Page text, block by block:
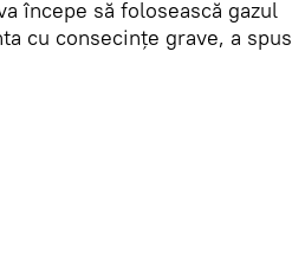
începe să folosească gazul
cu consecințe grave, a spus